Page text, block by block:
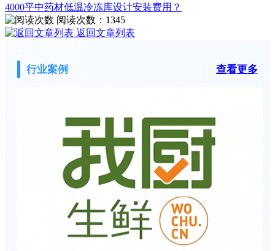
4000平中药材低温冷冻库设计安装费用？
阅读次数： 1345
返回文章列表
行业案例 查看更多